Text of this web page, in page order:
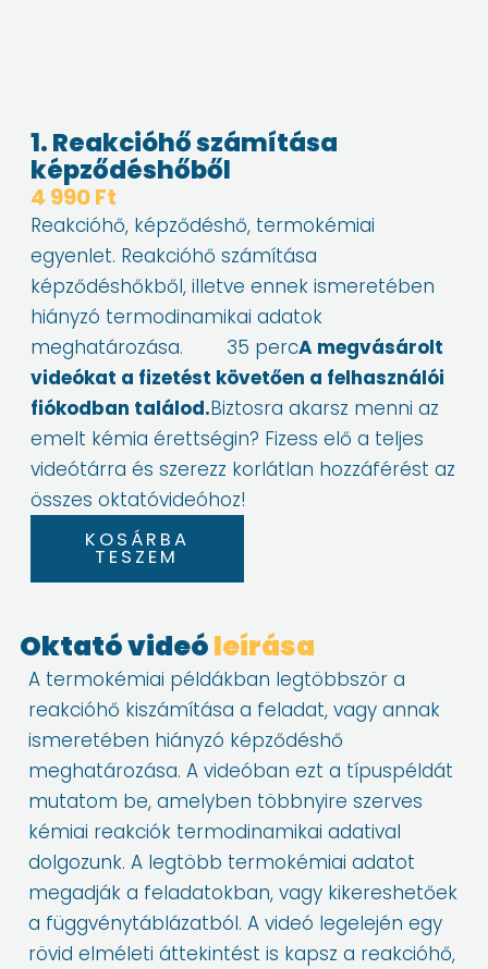
1. Reakcióhő számítása
képződéshőből
4 990Ft
Reakcióhő, képződéshő, termokémiai
egyenlet. Reakcióhő számítása
képződéshőkből, illetve ennek ismeretében
hiányzó termodinamikai adatok
meghatározása. 35 percA megvásárolt
videókat a fizetést követően a felhasználói
fiókodban találod.Biztosra akarsz menni az
emelt kémia érettségin? Fizess elő a teljes
videótárra és szerezz korlátlan hozzáférést az
összes oktatóvideóhoz!
Reakcióhő
számítása
mennyiség
KOSÁRBA
TESZEM
Oktató videóleírása
A termokémiai példákban legtöbbször a
reakcióhő kiszámítása a feladat, vagy annak
ismeretében hiányzó képződéshő
meghatározása. A videóban ezt a típuspéldát
mutatom be, amelyben többnyire szerves
kémiai reakciók termodinamikai adatival
dolgozunk. A legtöbb termokémiai adatot
megadják a feladatokban, vagy kikereshetőek
a függvénytáblázatból. A videó legelején egy
rövid elméleti áttekintést is kapsz a reakcióhő,